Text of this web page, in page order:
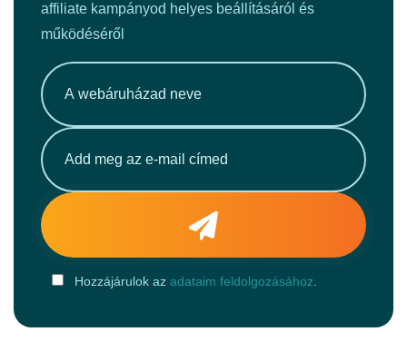
affiliate kampányod helyes beállításáról és
működéséről
Hozzájárulok az adataim feldolgozásához